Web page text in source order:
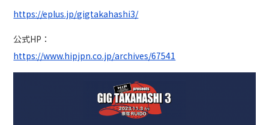
https://eplus.jp/gigtakahashi3/
公式HP：
https://www.hipjpn.co.jp/archives/67541